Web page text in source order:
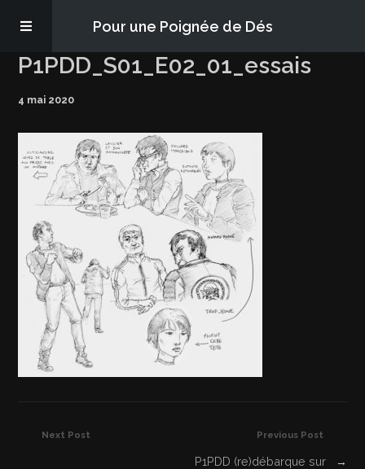
Pour une Poignée de Dés
Les épisodes
S’abonner
Blog
À propos
P1PDD_S01_E02_01_essais
4 mai 2020
Previous Post
P1PDD (re)débarque sur
→
Next Post